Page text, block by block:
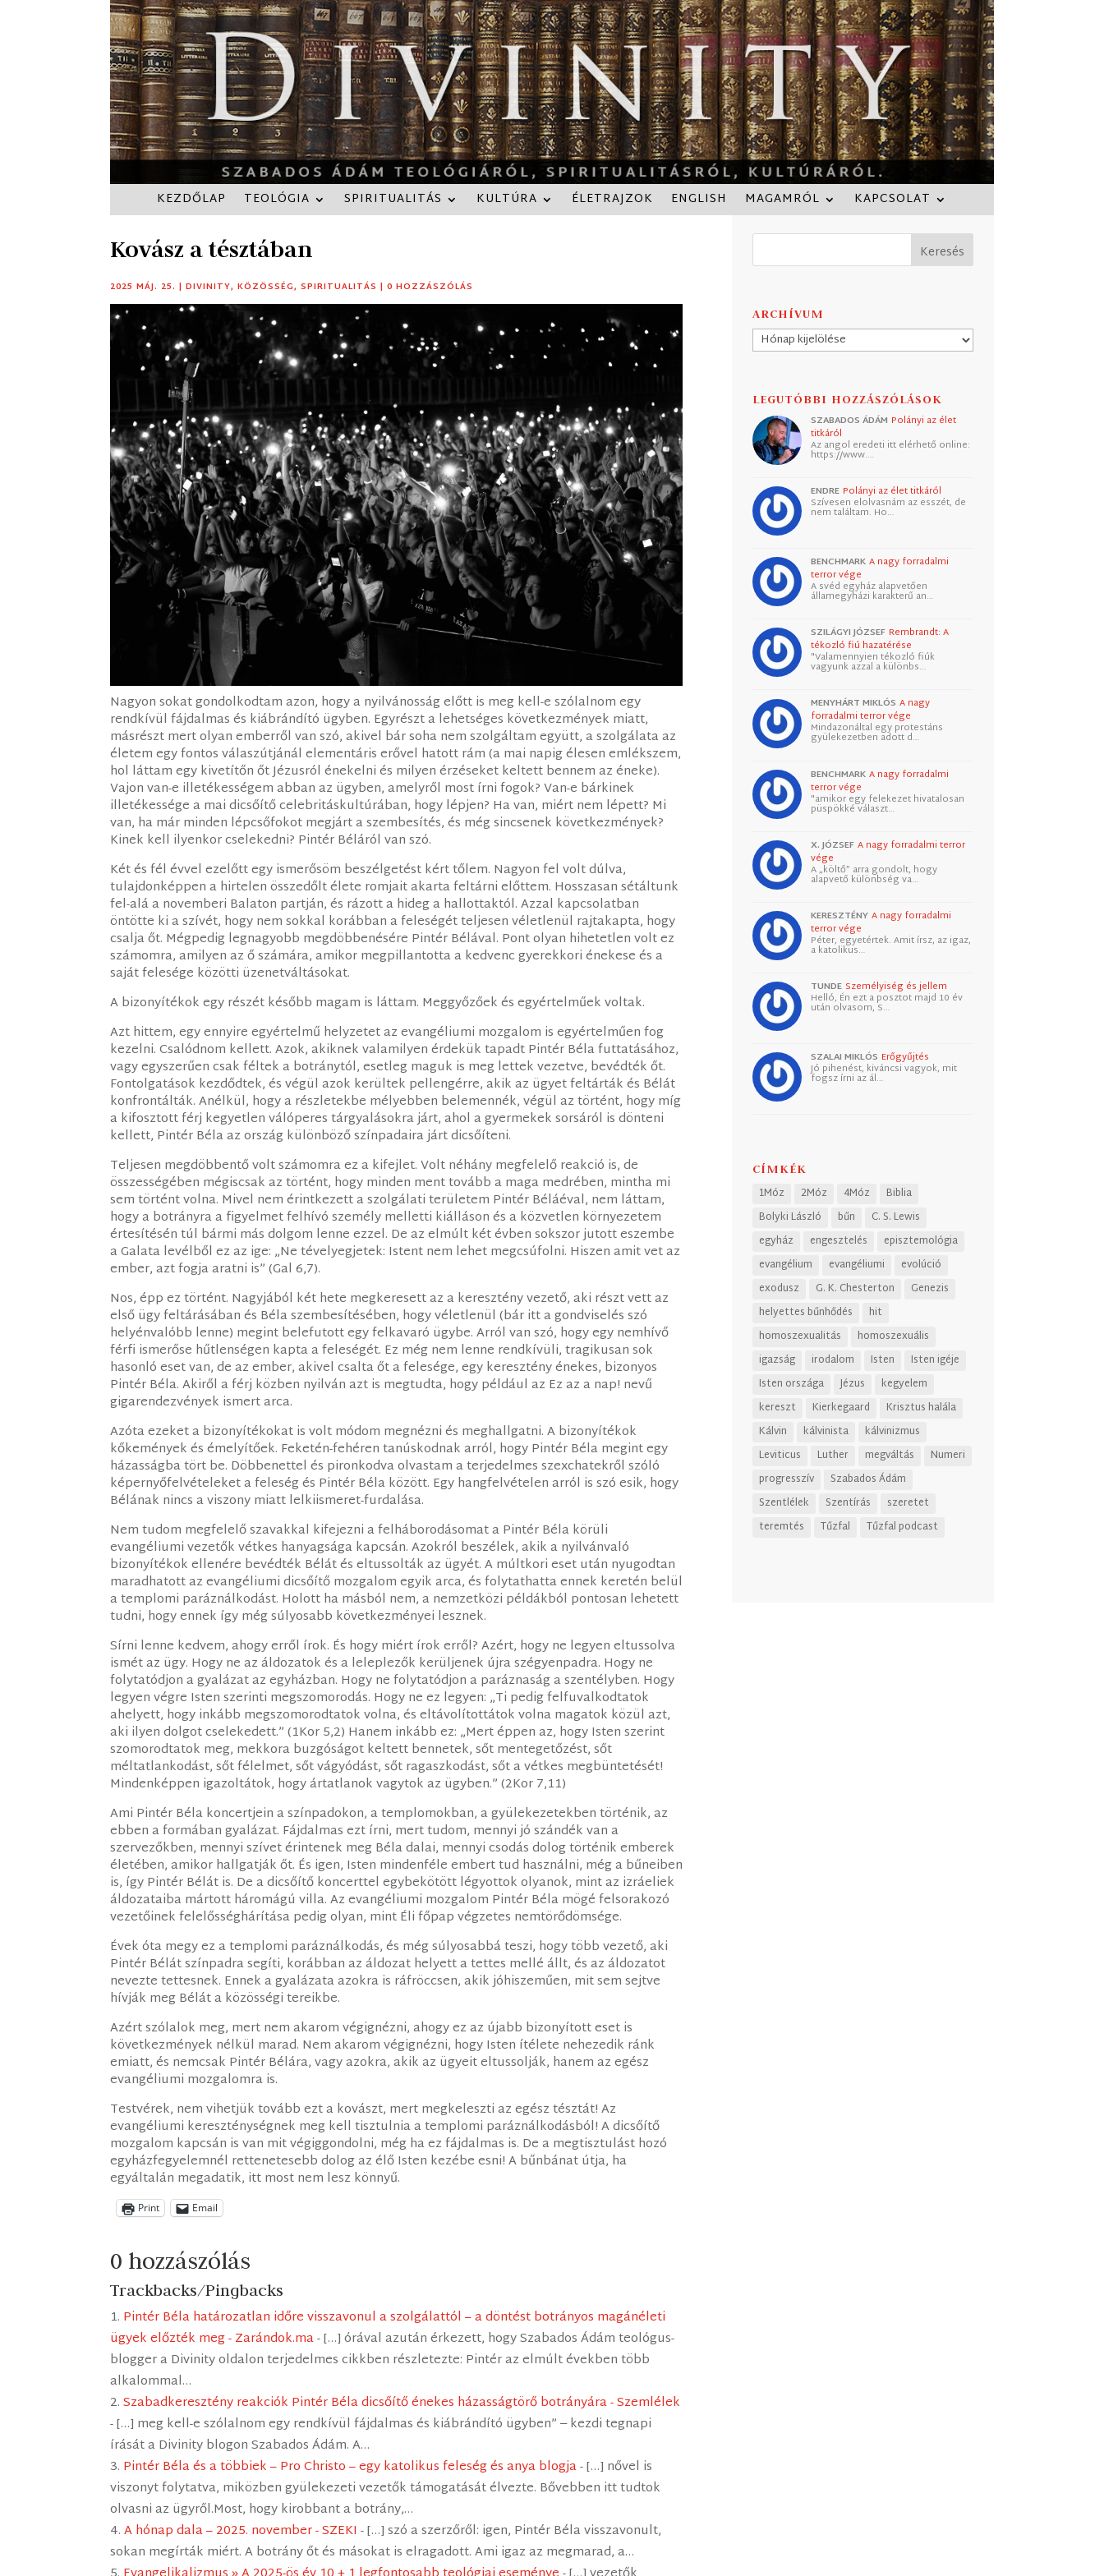
KEZDŐLAP TEOLÓGIA SPIRITUALITÁS KULTÚRA ÉLETRAJZOK ENGLISH MAGAMRÓL KAPCSOLAT
Kovász a tésztában
2025 MÁJ. 25. |DIVINITY,KÖZÖSSÉG,SPIRITUALITÁS |0 HOZZÁSZÓLÁS
Nagyon sokat gondolkodtam azon, hogy a nyilvánosság előtt is meg kell-e szólalnom egy
rendkívül fájdalmas és kiábrándító ügyben. Egyrészt a lehetséges következmények miatt,
másrészt mert olyan emberről van szó, akivel bár soha nem szolgáltam együtt, a szolgálata az
életem egy fontos válaszútjánál elementáris erővel hatott rám (a mai napig élesen emlékszem,
hol láttam egy kivetítőn őt Jézusról énekelni és milyen érzéseket keltett bennem az éneke).
Vajon van-e illetékességem abban az ügyben, amelyről most írni fogok? Van-e bárkinek
illetékessége a mai dicsőítő celebritáskultúrában, hogy lépjen? Ha van, miért nem lépett? Mi
van, ha már minden lépcsőfokot megjárt a szembesítés, és még sincsenek következmények?
Kinek kell ilyenkor cselekedni? Pintér Béláról van szó.
Két és fél évvel ezelőtt egy ismerősöm beszélgetést kért tőlem. Nagyon fel volt dúlva,
tulajdonképpen a hirtelen összedőlt élete romjait akarta feltárni előttem. Hosszasan sétáltunk
fel-alá a novemberi Balaton partján, és rázott a hideg a hallottaktól. Azzal kapcsolatban
öntötte ki a szívét, hogy nem sokkal korábban a feleségét teljesen véletlenül rajtakapta, hogy
csalja őt. Mégpedig legnagyobb megdöbbenésére Pintér Bélával. Pont olyan hihetetlen volt ez
számomra, amilyen az ő számára, amikor megpillantotta a kedvenc gyerekkori énekese és a
saját felesége közötti üzenetváltásokat.
A bizonyítékok egy részét később magam is láttam. Meggyőzőek és egyértelműek voltak.
Azt hittem, egy ennyire egyértelmű helyzetet az evangéliumi mozgalom is egyértelműen fog
kezelni. Csalódnom kellett. Azok, akiknek valamilyen érdekük tapadt Pintér Béla futtatásához,
vagy egyszerűen csak féltek a botránytól, esetleg maguk is meg lettek vezetve, bevédték őt.
Fontolgatások kezdődtek, és végül azok kerültek pellengérre, akik az ügyet feltárták és Bélát
konfrontálták. Anélkül, hogy a részletekbe mélyebben belemennék, végül az történt, hogy míg
a kifosztott férj kegyetlen válóperes tárgyalásokra járt, ahol a gyermekek sorsáról is dönteni
kellett, Pintér Béla az ország különböző színpadaira járt dicsőíteni.
Teljesen megdöbbentő volt számomra ez a kifejlet. Volt néhány megfelelő reakció is, de
összességében mégiscsak az történt, hogy minden ment tovább a maga medrében, mintha mi
sem történt volna. Mivel nem érintkezett a szolgálati területem Pintér Béláéval, nem láttam,
hogy a botrányra a figyelmet felhívó személy melletti kiálláson és a közvetlen környezetem
értesítésén túl bármi más dolgom lenne ezzel. De az elmúlt két évben sokszor jutott eszembe
a Galata levélből ez az ige: „Ne tévelyegjetek: Istent nem lehet megcsúfolni. Hiszen amit vet az
ember, azt fogja aratni is” (Gal 6,7).
Nos, épp ez történt. Nagyjából két hete megkeresett az a keresztény vezető, aki részt vett az
első ügy feltárásában és Béla szembesítésében, hogy véletlenül (bár itt a gondviselés szó
helyénvalóbb lenne) megint belefutott egy felkavaró ügybe. Arról van szó, hogy egy nemhívő
férfi ismerőse hűtlenségen kapta a feleségét. Ez még nem lenne rendkívüli, tragikusan sok
hasonló eset van, de az ember, akivel csalta őt a felesége, egy keresztény énekes, bizonyos
Pintér Béla. Akiről a férj közben nyilván azt is megtudta, hogy például az Ez az a nap! nevű
gigarendezvények ismert arca.
Azóta ezeket a bizonyítékokat is volt módom megnézni és meghallgatni. A bizonyítékok
kőkemények és émelyítőek. Feketén-fehéren tanúskodnak arról, hogy Pintér Béla megint egy
házasságba tört be. Döbbenettel és pironkodva olvastam a terjedelmes szexchatekről szóló
képernyőfelvételeket a feleség és Pintér Béla között. Egy hangfelvételen arról is szó esik, hogy
Bélának nincs a viszony miatt lelkiismeret-furdalása.
Nem tudom megfelelő szavakkal kifejezni a felháborodásomat a Pintér Béla körüli
evangéliumi vezetők vétkes hanyagsága kapcsán. Azokról beszélek, akik a nyilvánvaló
bizonyítékok ellenére bevédték Bélát és eltussolták az ügyét. A múltkori eset után nyugodtan
maradhatott az evangéliumi dicsőítő mozgalom egyik arca, és folytathatta ennek keretén belül
a templomi paráználkodást. Holott ha másból nem, a nemzetközi példákból pontosan lehetett
tudni, hogy ennek így még súlyosabb következményei lesznek.
Sírni lenne kedvem, ahogy erről írok. És hogy miért írok erről? Azért, hogy ne legyen eltussolva
ismét az ügy. Hogy ne az áldozatok és a leleplezők kerüljenek újra szégyenpadra. Hogy ne
folytatódjon a gyalázat az egyházban. Hogy ne folytatódjon a paráznaság a szentélyben. Hogy
legyen végre Isten szerinti megszomorodás. Hogy ne ez legyen: „Ti pedig felfuvalkodtatok
ahelyett, hogy inkább megszomorodtatok volna, és eltávolítottátok volna magatok közül azt,
aki ilyen dolgot cselekedett.” (1Kor 5,2) Hanem inkább ez: „Mert éppen az, hogy Isten szerint
szomorodtatok meg, mekkora buzgóságot keltett bennetek, sőt mentegetőzést, sőt
méltatlankodást, sőt félelmet, sőt vágyódást, sőt ragaszkodást, sőt a vétkes megbüntetését!
Mindenképpen igazoltátok, hogy ártatlanok vagytok az ügyben.” (2Kor 7,11)
Ami Pintér Béla koncertjein a színpadokon, a templomokban, a gyülekezetekben történik, az
ebben a formában gyalázat. Fájdalmas ezt írni, mert tudom, mennyi jó szándék van a
szervezőkben, mennyi szívet érintenek meg Béla dalai, mennyi csodás dolog történik emberek
életében, amikor hallgatják őt. És igen, Isten mindenféle embert tud használni, még a bűneiben
is, így Pintér Bélát is. De a dicsőítő koncerttel egybekötött légyottok olyanok, mint az izráeliek
áldozataiba mártott háromágú villa. Az evangéliumi mozgalom Pintér Béla mögé felsorakozó
vezetőinek felelősséghárítása pedig olyan, mint Éli főpap végzetes nemtörődömsége.
Évek óta megy ez a templomi paráználkodás, és még súlyosabbá teszi, hogy több vezető, aki
Pintér Bélát színpadra segíti, korábban az áldozat helyett a tettes mellé állt, és az áldozatot
nevezte tettesnek. Ennek a gyalázata azokra is ráfröccsen, akik jóhiszeműen, mit sem sejtve
hívják meg Bélát a közösségi tereikbe.
Azért szólalok meg, mert nem akarom végignézni, ahogy ez az újabb bizonyított eset is
következmények nélkül marad. Nem akarom végignézni, hogy Isten ítélete nehezedik ránk
emiatt, és nemcsak Pintér Bélára, vagy azokra, akik az ügyeit eltussolják, hanem az egész
evangéliumi mozgalomra is.
Testvérek, nem vihetjük tovább ezt a kovászt, mert megkeleszti az egész tésztát! Az
evangéliumi kereszténységnek meg kell tisztulnia a templomi paráználkodásból! A dicsőítő
mozgalom kapcsán is van mit végiggondolni, még ha ez fájdalmas is. De a megtisztulást hozó
egyházfegyelemnél rettenetesebb dolog az élő Isten kezébe esni! A bűnbánat útja, ha
egyáltalán megadatik, itt most nem lesz könnyű.
Print Email
0 hozzászólás
Trackbacks/Pingbacks
Pintér Béla határozatlan időre visszavonul a szolgálattól – a döntést botrányos magánéleti
ügyek előzték meg - Zarándok.ma- […] órával azután érkezett, hogy Szabados Ádám teológus-
blogger a Divinity oldalon terjedelmes cikkben részletezte: Pintér az elmúlt években több
alkalommal…
Szabadkeresztény reakciók Pintér Béla dicsőítő énekes házasságtörő botrányára - Szemlélek
- […] meg kell-e szólalnom egy rendkívül fájdalmas és kiábrándító ügyben” ‒ kezdi tegnapi
írását a Divinity blogon Szabados Ádám. A…
Pintér Béla és a többiek – Pro Christo – egy katolikus feleség és anya blogja- […] nővel is
viszonyt folytatva, miközben gyülekezeti vezetők támogatását élvezte. Bővebben itt tudtok
olvasni az ügyről.Most, hogy kirobbant a botrány,…
A hónap dala – 2025. november - SZEKI - […] szó a szerzőről: igen, Pintér Béla visszavonult,
sokan megírták miért. A botrány őt és másokat is elragadott. Ami igaz az megmarad, a…
ARCHÍVUM
Archívum
LEGUTÓBBI HOZZÁSZÓLÁSOK
SZABADOS ÁDÁM Polányi az élet
titkáról
Az angol eredeti itt elérhető online:
https://www.…
ENDRE Polányi az élet titkáról
Szívesen elolvasnám az esszét, de
nem találtam. Ho…
BENCHMARK A nagy forradalmi
terror vége
A svéd egyház alapvetően
államegyházi karakterű an…
SZILÁGYI JÓZSEF Rembrandt: A
tékozló fiú hazatérése
"Valamennyien tékozló fiúk
vagyunk azzal a különbs…
MENYHÁRT MIKLÓS A nagy
forradalmi terror vége
Mindazonáltal egy protestáns
gyülekezetben adott d…
BENCHMARK A nagy forradalmi
terror vége
"amikor egy felekezet hivatalosan
püspökké választ…
X. JÓZSEF A nagy forradalmi terror
vége
A „költő” arra gondolt, hogy
alapvető különbség va…
KERESZTÉNY A nagy forradalmi
terror vége
Péter, egyetértek. Amit írsz, az igaz,
a katolikus…
TUNDE Személyiség és jellem
Helló, Én ezt a posztot majd 10 év
után olvasom, S…
SZALAI MIKLÓS Erőgyűjtés
Jó pihenést, kiváncsi vagyok, mit
fogsz írni az ál…
CÍMKÉK
1Móz 2Móz 4Móz
Biblia
Bolyki László
bűn
C. S. Lewis
egyház
engesztelés
episztemológia
evangélium
evangéliumi
evolúció
exodusz
G. K. Chesterton
Genezis
helyettes bűnhődés
hit
homoszexualitás
homoszexuális
igazság
irodalom Isten
Isten igéje
Isten országa
Jézus
kegyelem
kereszt
Kierkegaard
Krisztus halála
Kálvin
kálvinista
kálvinizmus
Leviticus
Luther megváltás
Numeri
progresszív
Szabados Ádám
Szentlélek
Szentírás
szeretet
teremtés
Tűzfal Tűzfal podcast